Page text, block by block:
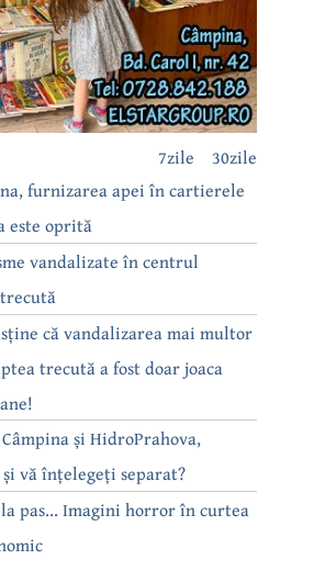
30zile
7zile
furnizarea apei în cartierele
este oprită
vandalizate în centrul
că vandalizarea mai multor
trecută a fost doar joaca
și HidroPrahova,
vă înțelegeți separat?
la pas... Imagini horror în curtea